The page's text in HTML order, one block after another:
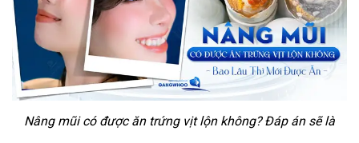
Nâng mũi có được ăn trứng vịt lộn không? Đáp án sẽ là